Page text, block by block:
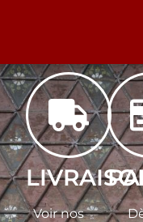
Voir nos